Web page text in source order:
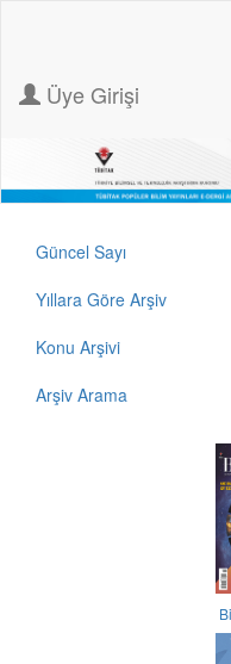
Üye Girişi
Güncel Sayı
Yıllara Göre Arşiv
Konu Arşivi
Arşiv Arama